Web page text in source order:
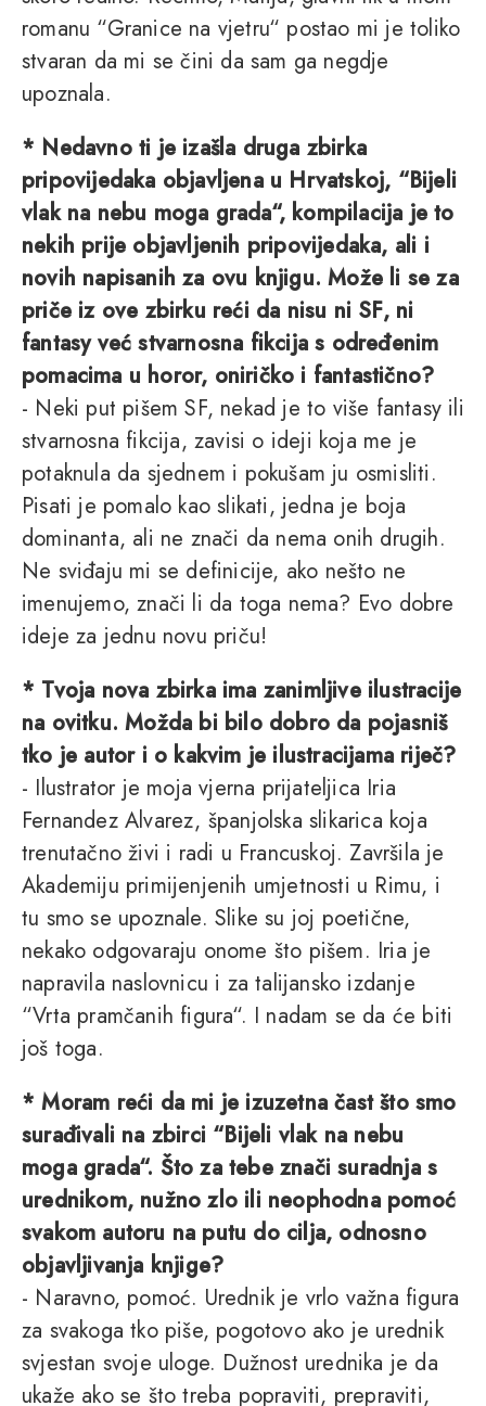
romanu “Granice na vjetru“ postao mi je toliko
stvaran da mi se čini da sam ga negdje
upoznala.
* Nedavno ti je izašla druga zbirka
pripovijedaka objavljena u Hrvatskoj, “Bijeli
vlak na nebu moga grada“, kompilacija je to
nekih prije objavljenih pripovijedaka, ali i
novih napisanih za ovu knjigu. Može li se za
priče iz ove zbirku reći da nisu ni SF, ni
fantasy već stvarnosna fikcija s određenim
pomacima u horor, oniričko i fantastično?
- Neki put pišem SF, nekad je to više fantasy ili
stvarnosna fikcija, zavisi o ideji koja me je
potaknula da sjednem i pokušam ju osmisliti.
Pisati je pomalo kao slikati, jedna je boja
dominanta, ali ne znači da nema onih drugih.
Ne sviđaju mi se definicije, ako nešto ne
imenujemo, znači li da toga nema? Evo dobre
ideje za jednu novu priču!
* Tvoja nova zbirka ima zanimljive ilustracije
na ovitku. Možda bi bilo dobro da pojasniš
tko je autor i o kakvim je ilustracijama riječ?
- Ilustrator je moja vjerna prijateljica Iria
Fernandez Alvarez, španjolska slikarica koja
trenutačno živi i radi u Francuskoj. Završila je
Akademiju primijenjenih umjetnosti u Rimu, i
tu smo se upoznale. Slike su joj poetične,
nekako odgovaraju onome što pišem. Iria je
napravila naslovnicu i za talijansko izdanje
“Vrta pramčanih figura“. I nadam se da će biti
još toga.
* Moram reći da mi je izuzetna čast što smo
surađivali na zbirci “Bijeli vlak na nebu
moga grada“. Što za tebe znači suradnja s
urednikom, nužno zlo ili neophodna pomoć
svakom autoru na putu do cilja, odnosno
objavljivanja knjige?
- Naravno, pomoć. Urednik je vrlo važna figura
za svakoga tko piše, pogotovo ako je urednik
svjestan svoje uloge. Dužnost urednika je da
ukaže ako se što treba popraviti, prepraviti,